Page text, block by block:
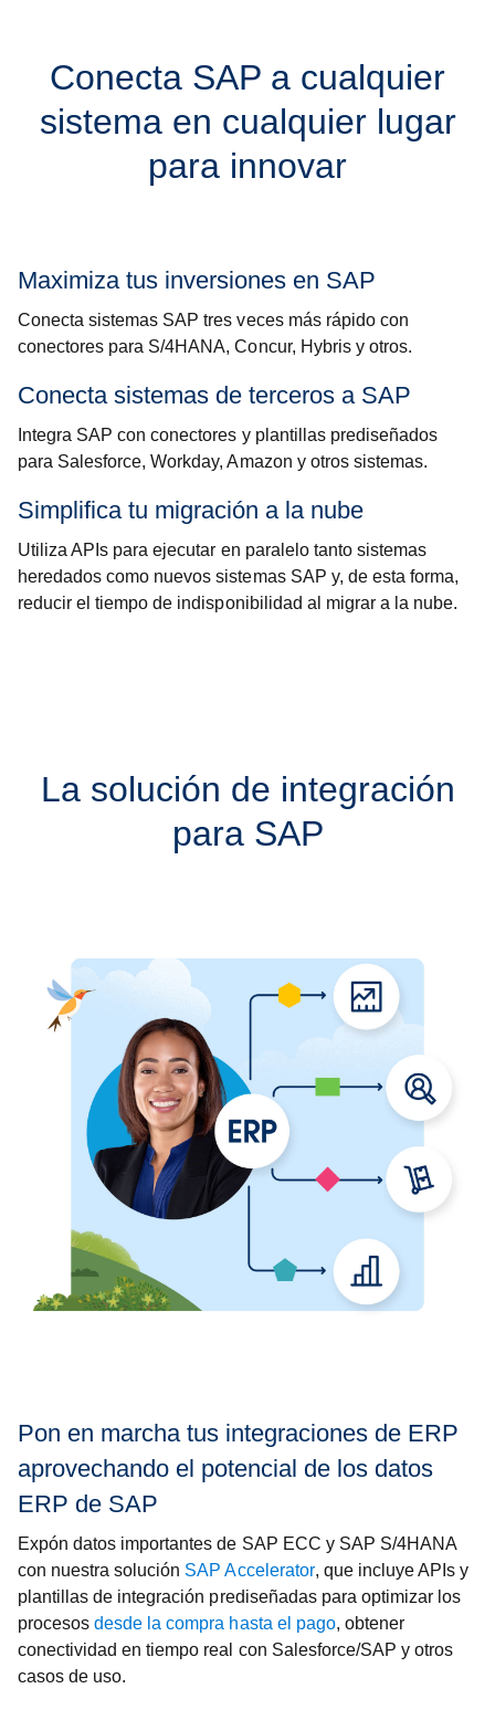
Conecta SAP a cualquier
sistema en cualquier lugar
para innovar
Maximiza tus inversiones en SAP
Conecta sistemas SAP tres veces más rápido con
conectores para S/4HANA, Concur, Hybris y otros.
Conecta sistemas de terceros a SAP
Integra SAP con conectores y plantillas prediseñados
para Salesforce, Workday, Amazon y otros sistemas.
Simplifica tu migración a la nube
Utiliza APIs para ejecutar en paralelo tanto sistemas
heredados como nuevos sistemas SAP y, de esta forma,
reducir el tiempo de indisponibilidad al migrar a la nube.
La solución de integración
para SAP
Pon en marcha tus integraciones de ERP
aprovechando el potencial de los datos
ERP de SAP
Expón datos importantes de SAP ECC y SAP S/4HANA
con nuestra solución SAP Accelerator, que incluye APIs y
plantillas de integración prediseñadas para optimizar los
procesosdesde la compra hasta el pago, obtener
conectividad en tiempo real con Salesforce/SAP y otros
casos de uso.